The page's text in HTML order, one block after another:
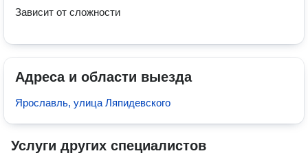
Зависит от сложности
Адреса и области выезда
Ярославль, улица Ляпидевского
Услуги других специалистов